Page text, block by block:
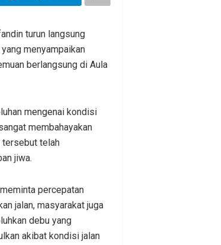
turun langsung
menyampaikan
berlangsung di Aula
mengenai kondisi
membahayakan
tersebut telah
jiwa.
percepatan
jalan, masyarakat juga
debu yang
akibat kondisi jalan